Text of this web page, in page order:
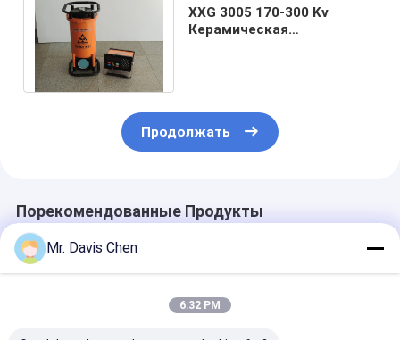
XXG 3005 170-300 Kv
Керамическая
Продолжать
Порекомендованные Продукты
Mr. Davis Chen
6:32 PM